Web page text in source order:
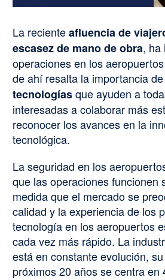
La recienteafluencia de
escasez de mano de obra, ha
operaciones en los
de ahí resalta la importancia de
tecnologíasque ayuden a
interesadas a colaborar más
reconocer los avances en la
tecnológica.
La seguridad en los
que las operaciones funcionen
medida que el mercado se
calidad y la experiencia de los
tecnología en los aeropuertos
cada vez más rápido. La
está en constante evolución,
próximos 20 años se centra en